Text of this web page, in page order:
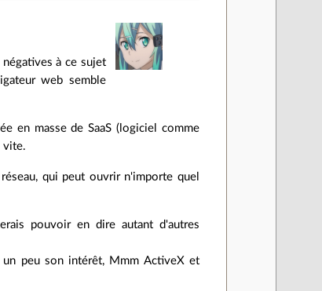
à ce sujet
web semble
en masse de SaaS (logiciel comme
vite.
qui peut ouvrir n'importe quel
pouvoir en dire autant d'autres
peu son intérêt, Mmm ActiveX et